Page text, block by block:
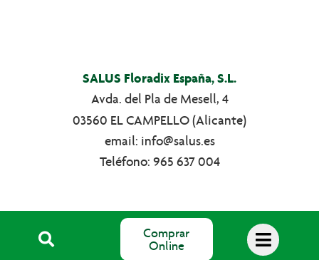
Comprar
Online
SALUS Floradix España, S.L.
Avda. del Pla de Mesell, 4
03560 EL CAMPELLO (Alicante)
email: info@salus.es
Teléfono: 965 637 004
©2026 Salus Floradix España, S.L.